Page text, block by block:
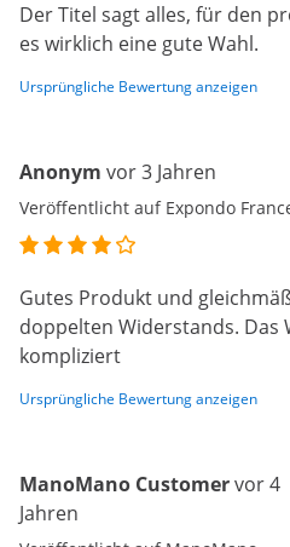
Der Titel sagt alles, für den
es wirklich eine gute Wahl.
Ursprüngliche Bewertung anzeigen
Anonym vor 3 Jahren
Veröffentlicht auf Expondo
Gutes Produkt und
doppelten Widerstands. Das
kompliziert
Ursprüngliche Bewertung anzeigen
ManoMano Customervor 4
Jahren